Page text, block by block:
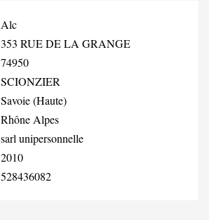
Alc
353 RUE DE LA GRANGE
74950
SCIONZIER
Savoie (Haute)
Rhône Alpes
sarl unipersonnelle
2010
528436082